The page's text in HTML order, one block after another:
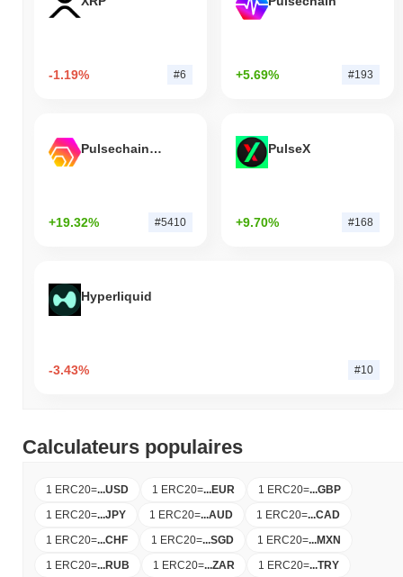
-1.19% #6 +5.69% #193
Pulsechain Bridged HEX (Pulsechain)
+19.32% #5410
PulseX
+9.70% #168
Hyperliquid
-3.43% #10
Calculateurs populaires
1 ERC20=...USD 1 ERC20=...EUR 1 ERC20=...GBP
1 ERC20=...JPY 1 ERC20=...AUD 1 ERC20=...CAD
1 ERC20=...CHF 1 ERC20=...SGD 1 ERC20=...MXN
1 ERC20=...RUB 1 ERC20=...ZAR 1 ERC20=...TRY